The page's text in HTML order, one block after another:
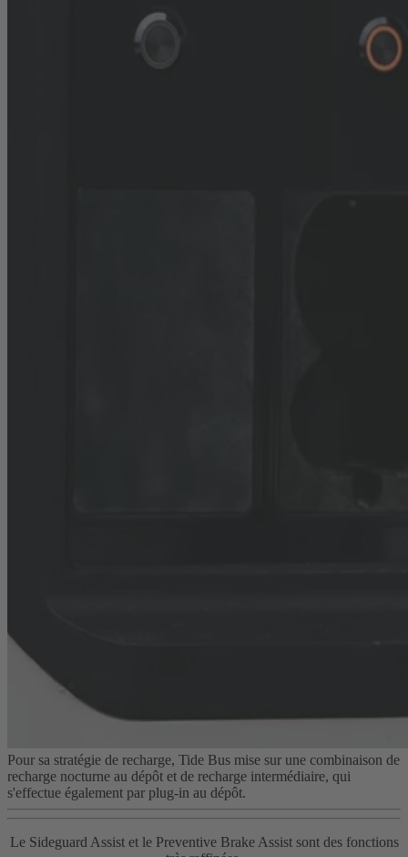
Pour sa stratégie de recharge, Tide Bus mise sur une combinaison de
recharge nocturne au dépôt et de recharge intermédiaire, qui
s'effectue également par plug-in au dépôt.
Le Sideguard Assist et le Preventive Brake Assist sont des fonctions